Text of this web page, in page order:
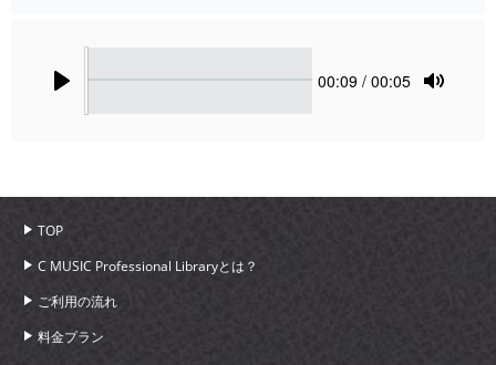
Current
00:09 / 00:05
TOP
C MUSIC Professional Libraryとは？
ご利用の流れ
料金プラン